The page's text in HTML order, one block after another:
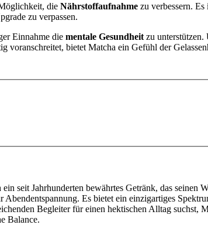
die Nährstoffaufnahme zu verbessern.
zu verpassen.
Einnahme die mentale Gesundheit zu unterstützen.
bietet Matcha ein Gefühl der
seit Jahrhunderten bewährtes Getränk, das seinen
Es bietet ein einzigartiges
Begleiter für einen hektischen Alltag suchst,
Balance.